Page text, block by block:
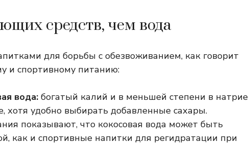
средств, чем вода
для борьбы с обезвоживанием, как говорит
и спортивному питанию:
вода: богатый калий и в меньшей степени в натрие
хотя удобно выбирать добавленные сахары.
показывают, что кокосовая вода может быть
как и спортивные напитки для регидратации при